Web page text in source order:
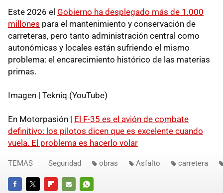
Este 2026 el Gobierno ha desplegado más de 1.000
millones para el mantenimiento y conservación de
carreteras, pero tanto administración central como
autonómicas y locales están sufriendo el mismo
problema: el encarecimiento histórico de las materias
primas.
Imagen | Tekniq (YouTube)
En Motorpasión | El F-35 es el avión de combate
definitivo: los pilotos dicen que es excelente cuando
vuela. El problema es hacerlo volar
TEMAS Seguridad obras Asfalto carretera